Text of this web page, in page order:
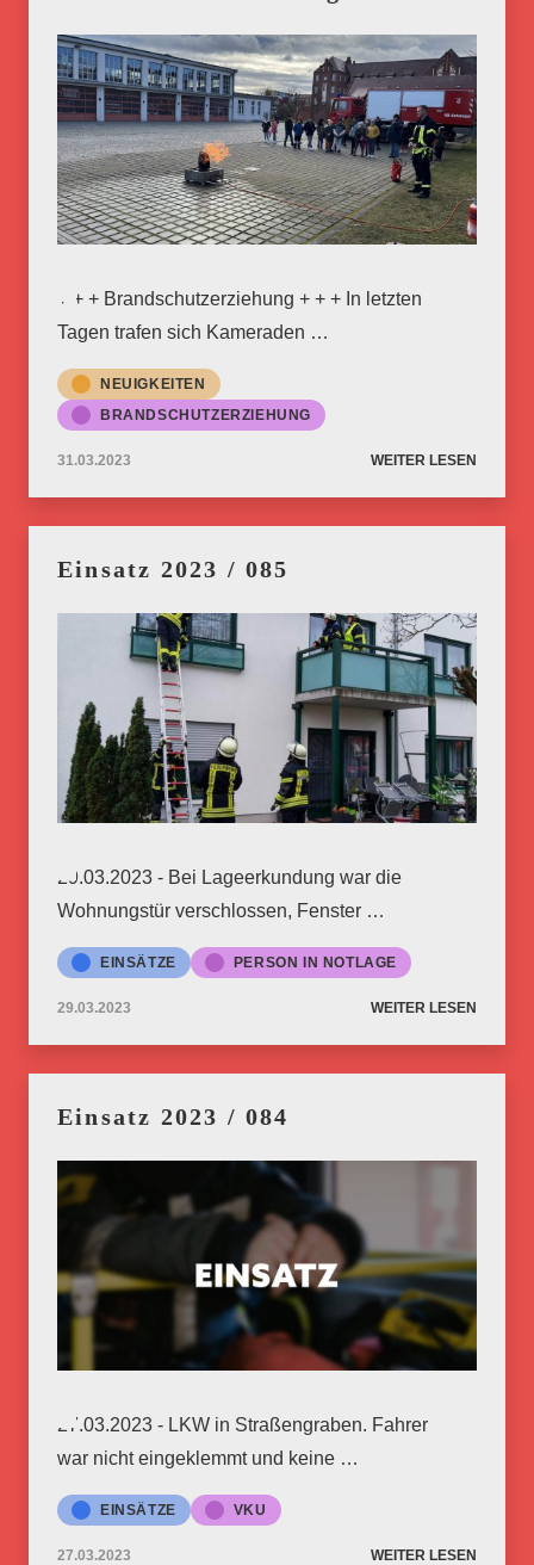
+ + + Brandschutzerziehung + + + In letzten
Tagen trafen sich Kameraden …
NEUIGKEITEN
BRANDSCHUTZERZIEHUNG
31.03.2023 WEITER LESEN
Einsatz 2023 / 085
29.03.2023 - Bei Lageerkundung war die
Wohnungstür verschlossen, Fenster …
EINSÄTZE PERSON IN NOTLAGE
29.03.2023 WEITER LESEN
Einsatz 2023 / 084
27.03.2023 - LKW in Straßengraben. Fahrer
war nicht eingeklemmt und keine …
EINSÄTZE VKU
27.03.2023 WEITER LESEN